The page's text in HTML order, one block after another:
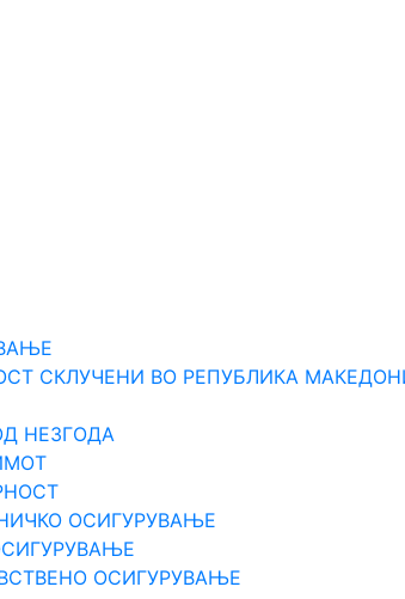
СКЛУЧЕНИ ВО РЕПУБЛИКА
НЕЗГОДА
ОСИГУРУВАЊЕ
ОСИГУРУВАЊЕ